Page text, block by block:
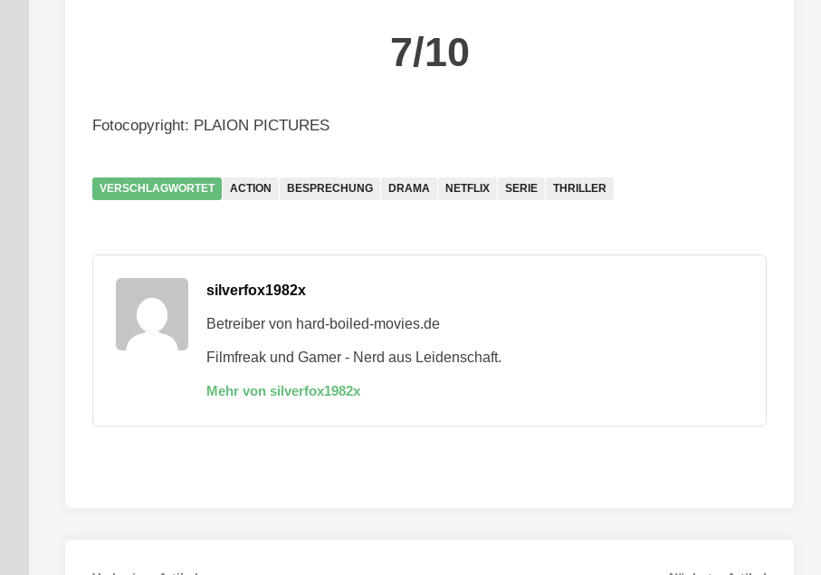
7/10
Fotocopyright: PLAION PICTURES
VERSCHLAGWORTET ACTION BESPRECHUNG DRAMA NETFLIX SERIE THRILLER
silverfox1982x
Betreiber von hard-boiled-movies.de
Filmfreak und Gamer - Nerd aus Leidenschaft.
Mehr von silverfox1982x